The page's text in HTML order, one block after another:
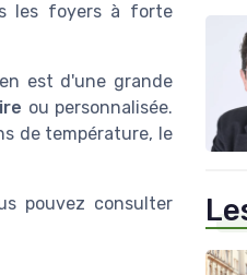
les foyers à forte
est d'une grande
ou personnalisée.
de température, le
pouvez consulter